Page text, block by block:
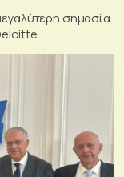
σημασία